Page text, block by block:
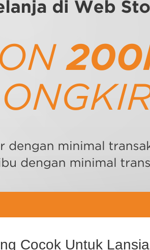
Cocok Untuk Lansia